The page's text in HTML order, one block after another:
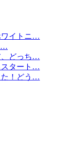
ワイトニ…
、どっち…
スタート…
た！どう…